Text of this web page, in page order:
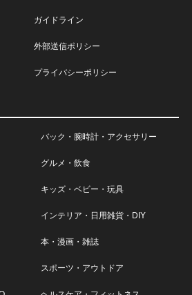
ガイドライン
外部送信ポリシー
プライバシーポリシー
バック・腕時計・アクセサリー
グルメ・飲食
キッズ・ベビー・玩具
インテリア・日用雑貨・DIY
本・漫画・雑誌
スポーツ・アウトドア